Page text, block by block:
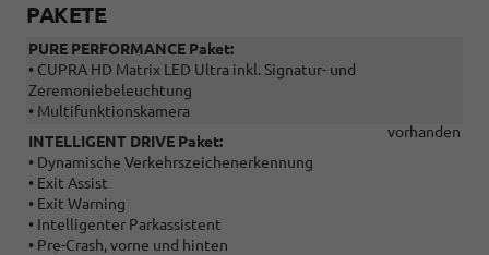
PAKETE
PURE PERFORMANCE Paket:
• CUPRA HD Matrix LED Ultra inkl. Signatur- und
Zeremoniebeleuchtung
• Multifunktionskamera
vorhanden
INTELLIGENT DRIVE Paket:
• Dynamische Verkehrszeichenerkennung
• Exit Assist
• Exit Warning
• Intelligenter Parkassistent
• Pre-Crash, vorne und hinten